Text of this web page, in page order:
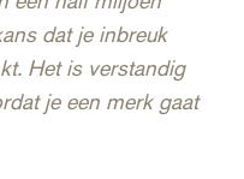
dat je inbreuk
Het is verstandig
je een merk gaat